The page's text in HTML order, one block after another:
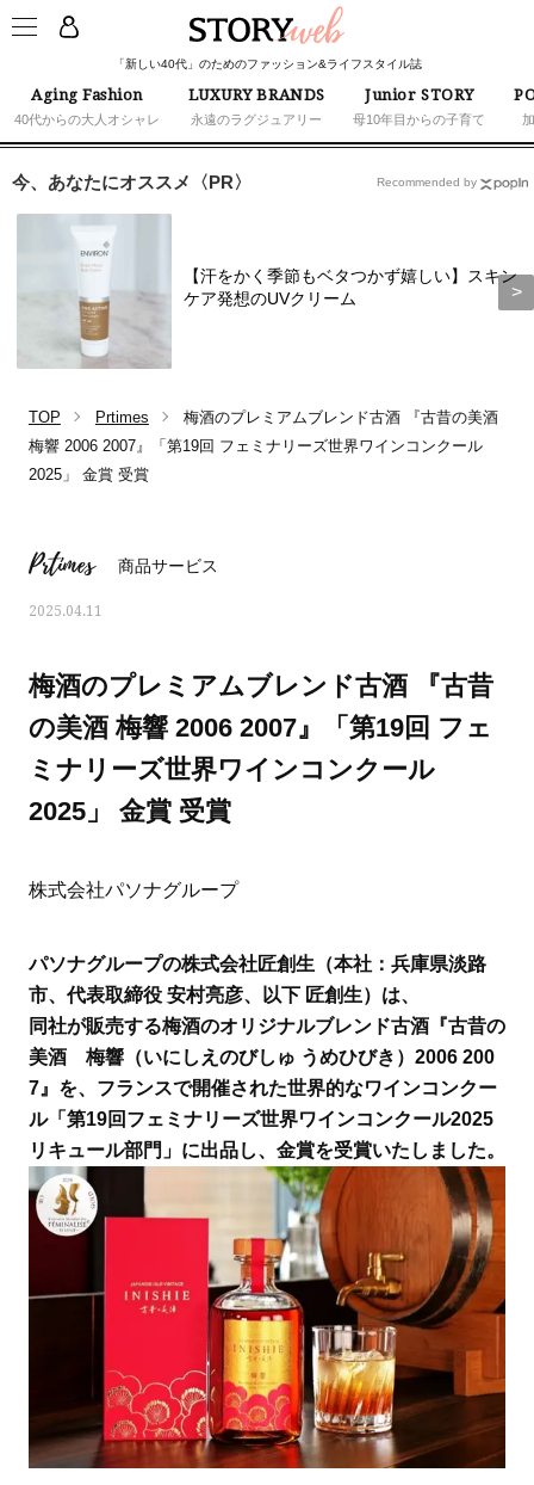
「新しい40代」のためのファッション&ライフスタイル誌
Aging Fashion
40代からの大人オシャレ
LUXURY BRANDS
永遠のラグジュアリー
Junior STORY
母10年目からの子育て
ス学」
タログ
今、あなたにオススメ〈PR〉
【汗をかく季節もベタつかず嬉しい】スキン
ケア発想のUVクリーム
Recommended by
TOP Prtimes
梅酒のプレミアムブレンド古酒 『古昔の美酒
梅響 2006 2007』「第19回 フェミナリーズ世界ワインコンクール
2025」 金賞 受賞
Prtimes 商品サービス
2025.04.11
梅酒のプレミアムブレンド古酒 『古昔
の美酒 梅響 2006 2007』「第19回 フェ
ミナリーズ世界ワインコンクール
2025」 金賞 受賞
株式会社パソナグループ
パソナグループの株式会社匠創生（本社：兵庫県淡路
市、代表取締役 安村亮彦、以下 匠創生）は、
同社が販売する梅酒のオリジナルブレンド古酒『古昔の
美酒 梅響（いにしえのびしゅ うめひびき）2006 200
7』を、フランスで開催された世界的なワインコンクー
ル「第19回フェミナリーズ世界ワインコンクール2025
リキュール部門」に出品し、金賞を受賞いたしました。